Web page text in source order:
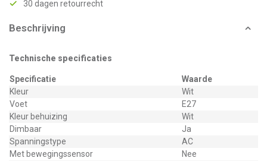
30 dagen retourrecht
Beschrijving
Technische specificaties
Specificatie
Waarde
Kleur
Wit
Voet
E27
Kleur behuizing
Wit
Dimbaar
Ja
Spanningstype
AC
Met bewegingssensor
Nee